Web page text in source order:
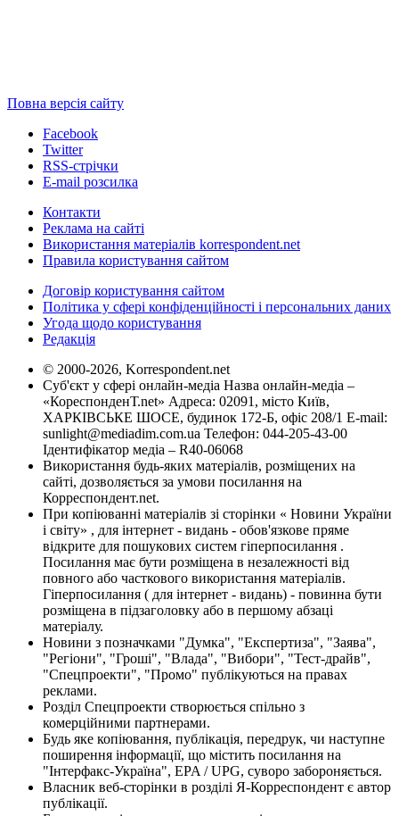
Повна версія сайту
Facebook
Twitter
RSS-стрічки
E-mail розсилка
Контакти
Реклама на сайті
Використання матеріалів korrespondent.net
Правила користування сайтом
Договір користування сайтом
Політика у сфері конфіденційності і персональних даних
Угода щодо користування
Редакція
© 2000-2026, Korrespondent.net
Суб'єкт у сфері онлайн-медіа Назва онлайн-медіа –
«КореспонденТ.net» Адреса: 02091, місто Київ,
ХАРКІВСЬКЕ ШОСЕ, будинок 172-Б, офіс 208/1 E-mail:
sunlight@mediadim.com.ua Телефон: 044-205-43-00
Ідентифікатор медіа – R40-06068
Використання будь-яких матеріалів, розміщених на
сайті, дозволяється за умови посилання на
Корреспондент.net.
При копіюванні матеріалів зі сторінки « Новини України
і світу» , для інтернет - видань - обов'язкове пряме
відкрите для пошукових систем гіперпосилання .
Посилання має бути розміщена в незалежності від
повного або часткового використання матеріалів.
Гіперпосилання ( для інтернет - видань) - повинна бути
розміщена в підзаголовку або в першому абзаці
матеріалу.
Новини з позначками "Думка", "Експертиза", "Заява",
"Регіони", "Гроші", "Влада", "Вибори", "Тест-драйв",
"Спецпроекти", "Промо" публікуються на правах
реклами.
Розділ Спецпроекти створюється спільно з
комерційними партнерами.
Будь яке копіювання, публікація, передрук, чи наступне
поширення інформації, що містить посилання на
"Інтерфакс-Україна", EPA / UPG, суворо забороняється.
Власник веб-сторінки в розділі Я-Корреспондент є автор
публікації.